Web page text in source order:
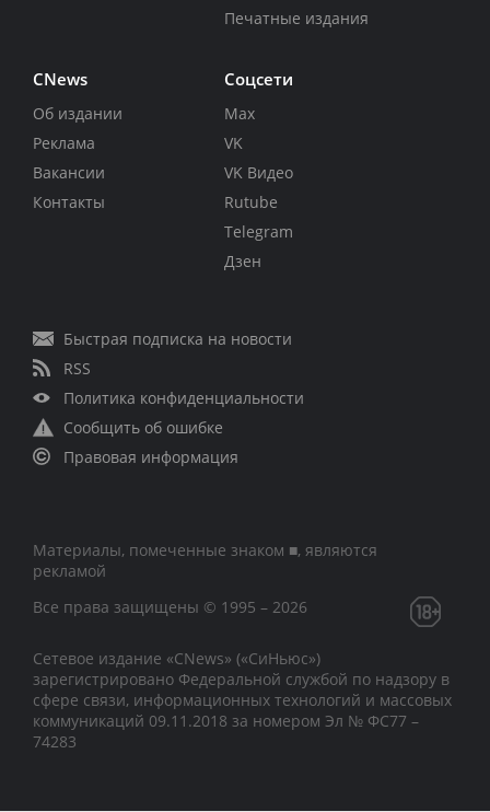
Печатные издания
CNews
Об издании
Реклама
Вакансии
Контакты
Соцсети
Max
VK
VK Видео
Rutube
Telegram
Дзен
Быстрая подписка на новости
RSS
Политика конфиденциальности
Сообщить об ошибке
Правовая информация
Материалы, помеченные знаком ■, являются
рекламой
Все права защищены © 1995 – 2026
Сетевое издание «CNews» («СиНьюс»)
зарегистрировано Федеральной службой по надзору в
сфере связи, информационных технологий и массовых
коммуникаций 09.11.2018 за номером Эл № ФС77 –
74283